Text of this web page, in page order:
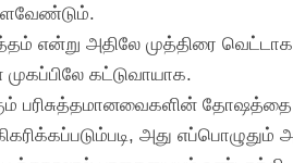
என்று அதிலே முத்திரை வெட்டாக
கட்டுவாயாக.
பரிசுத்தமானவைகளின்
அது